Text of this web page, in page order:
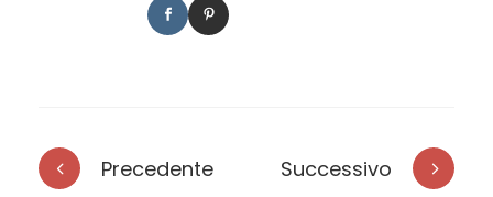
Precedente Successivo